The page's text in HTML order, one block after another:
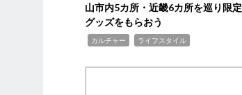
山市内5カ所・近畿6カ所を巡り限定
グッズをもらおう
カルチャー ライフスタイル